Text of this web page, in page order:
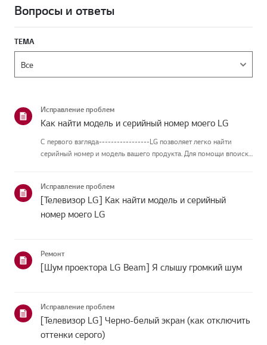
Вопросы и ответы
ТЕМА
Исправление проблем
Как найти модель и серийный номер моего LG
С первого взгляда-----------------LG позволяет легко найти
серийный номер и модель вашего продукта. Для помощи впоиске
руководство создано...
Исправление проблем
[Телевизор LG] Как найти модель и серийный
номер моего LG
Ремонт
[Шум проектора LG Beam] Я слышу громкий шум
Исправление проблем
[Телевизор LG] Черно-белый экран (как отключить
оттенки серого)